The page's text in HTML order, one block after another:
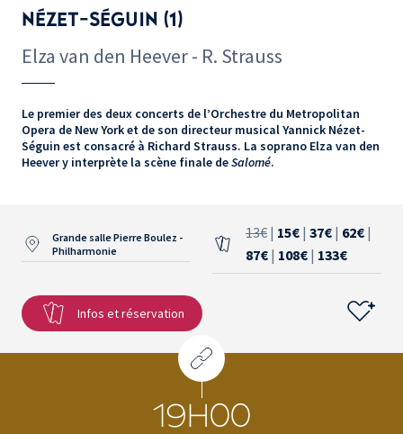
NÉZET-SÉGUIN (1)
Elza van den Heever - R. Strauss
Le premier des deux concerts de l’Orchestre du Metropolitan
Opera de New York et de son directeur musical Yannick Nézet-
Séguin est consacré à Richard Strauss. La soprano Elza van den
Heever y interprète la scène finale deSalomé.
Grande salle Pierre Boulez -
Philharmonie
13€ | 15€ | 37€ | 62€ |
87€ | 108€ | 133€
Infos et réservation
19H00